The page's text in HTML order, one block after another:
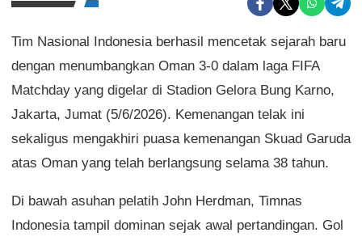
Tim Nasional Indonesia berhasil mencetak sejarah baru
dengan menumbangkan Oman 3-0 dalam laga FIFA
Matchday yang digelar di Stadion Gelora Bung Karno,
Jakarta, Jumat (5/6/2026). Kemenangan telak ini
sekaligus mengakhiri puasa kemenangan Skuad Garuda
atas Oman yang telah berlangsung selama 38 tahun.
Di bawah asuhan pelatih John Herdman, Timnas
Indonesia tampil dominan sejak awal pertandingan. Gol